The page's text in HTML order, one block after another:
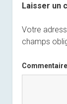
Laisser un
Votre
champs
Commentaire